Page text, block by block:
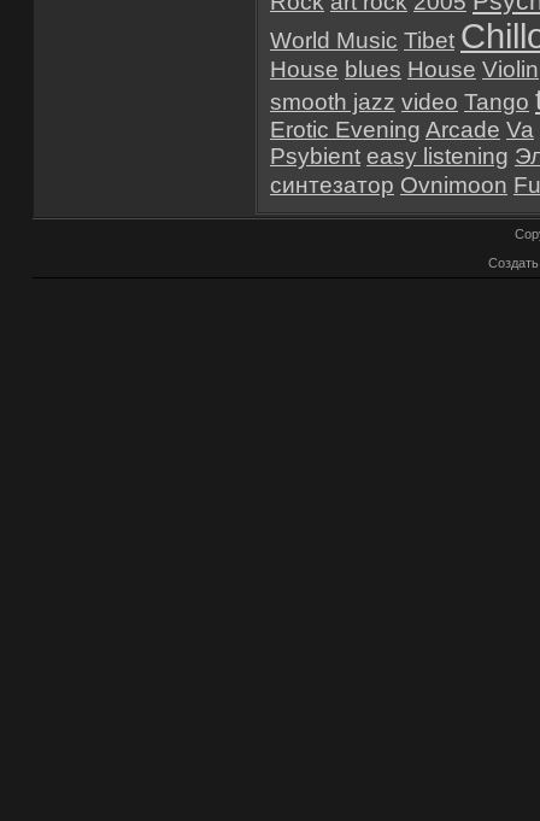
World Music Tibet
House blues House Violin
smooth jazz video Tango
Erotic Evening Arcade Va
Psybient easy listening
синтезатор Ovnimoon